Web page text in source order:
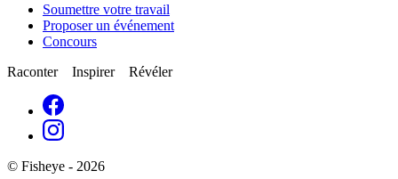
Soumettre votre travail
Proposer un événement
Concours
Raconter Inspirer Révéler
© Fisheye - 2026